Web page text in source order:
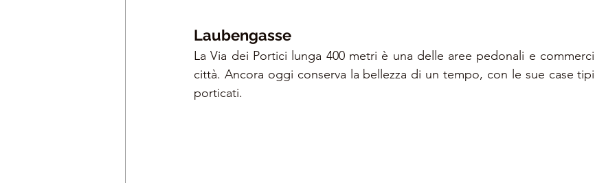
Laubengasse
La Via dei Portici lunga 400 metri è una delle aree pedonali e
città. Ancora oggi conserva la bellezza di un tempo, con le sue case
porticati.